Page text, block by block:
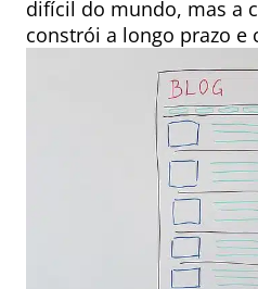
difícil do mundo, mas a
constrói a longo prazo e